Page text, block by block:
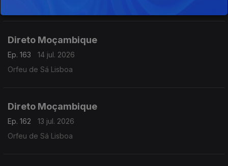
Direto Moçambique
Ep. 163
14 jul. 2026
Orfeu de Sá Lisboa
Direto Moçambique
Ep. 162
13 jul. 2026
Orfeu de Sá Lisboa